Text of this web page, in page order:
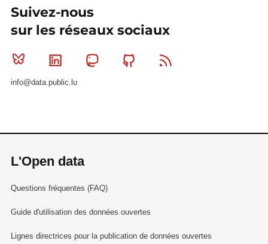
Suivez-nous
sur les réseaux sociaux
Bluesky Linkedin MastodonGithub
info@data.public.lu
L'Open data
Questions fréquentes (FAQ)
Guide d'utilisation des données ouvertes
Lignes directrices pour la publication de données ouvertes